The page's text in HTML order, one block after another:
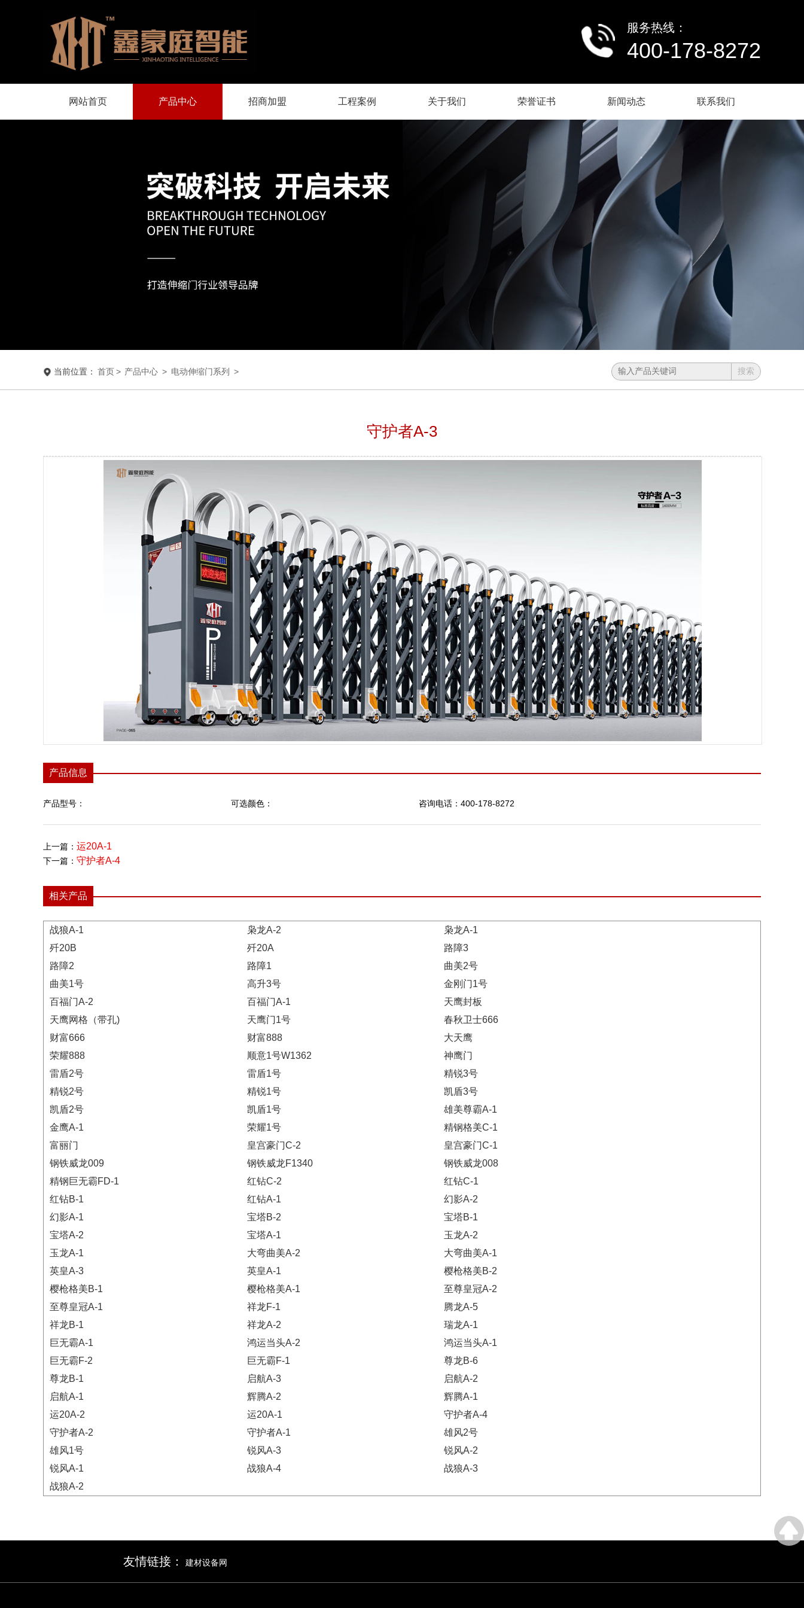
服务热线：
400-178-8272
网站首页 产品中心 招商加盟 工程案例 关于我们 荣誉证书 新闻动态 联系我们
当前位置： 首页 > 产品中心 > 电动伸缩门系列 >
守护者A-3
产品信息
产品型号： 可选颜色： 咨询电话：400-178-8272
上一篇： 运20A-1
下一篇： 守护者A-4
相关产品
战狼A-1 枭龙A-2
枭龙A-1
歼20B
歼20A
路障3
路障2
路障1
曲美2号
曲美1号
高升3号
金刚门1号
百福门A-2
百福门A-1
天鹰封板
天鹰网格（带孔)
天鹰门1号
春秋卫士666
财富666
财富888
大天鹰
荣耀888
顺意1号W1362
神鹰门
雷盾2号
雷盾1号
精锐3号
精锐2号
精锐1号
凯盾3号
凯盾2号
凯盾1号
雄美尊霸A-1
金鹰A-1
荣耀1号
精钢格美C-1
富丽门
皇宫豪门C-2
皇宫豪门C-1
钢铁威龙009
钢铁威龙F1340
钢铁威龙008
精钢巨无霸FD-1
红钻C-2
红钻C-1
红钻B-1
红钻A-1
幻影A-2
幻影A-1
宝塔B-2
宝塔B-1
宝塔A-2
宝塔A-1
玉龙A-2
玉龙A-1
大弯曲美A-2
大弯曲美A-1
英皇A-3
英皇A-1
樱枪格美B-2
樱枪格美B-1
樱枪格美A-1
至尊皇冠A-2
至尊皇冠A-1
祥龙F-1
腾龙A-5
祥龙B-1
祥龙A-2
瑞龙A-1
巨无霸A-1
鸿运当头A-2
鸿运当头A-1
巨无霸F-2
巨无霸F-1
尊龙B-6
尊龙B-1
启航A-3
启航A-2
启航A-1
辉腾A-2
辉腾A-1
运20A-2
运20A-1
守护者A-4
守护者A-2
守护者A-1
雄风2号
雄风1号
锐风A-3
锐风A-2
锐风A-1
战狼A-4
战狼A-3
战狼A-2
友情链接： 建材设备网